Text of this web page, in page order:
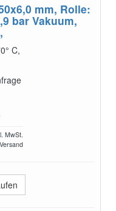
mm, Rolle:
bar Vakuum,
C,
MwSt.